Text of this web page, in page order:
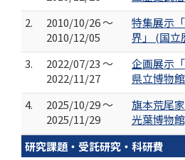
2.
2010/10/26 ～
2010/12/05
特集展示
界」 (国立
3.
2022/07/23 ～
2022/11/27
企画展示
県立博物
4.
2025/10/29 ～
2025/11/29
旗本荒尾
光葉博物
研究課題・受託研究・科研費